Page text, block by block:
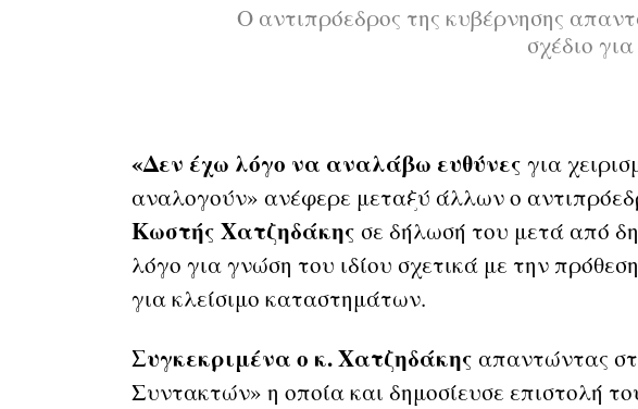
Ο αντιπρόεδρος της κυβέρνησης
σχέδιο
«Δεν έχω λόγο να αναλάβω ευθύνες για
αναλογούν» ανέφερε μεταξύ άλλων ο
Κωστής Χατζηδάκης σε δήλωσή του μετά από
λόγο για γνώση του ιδίου σχετικά με την
για κλείσιμο καταστημάτων.
Συγκεκριμένα ο κ. Χατζηδάκης απαντώντας
Συντακτών» η οποία και δημοσίευσε επιστολή